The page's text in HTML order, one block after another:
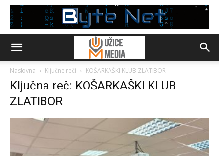
Naslovna Ključne reči KOŠARKAŠKI KLUB ZLATIBOR
Ključna reč: KOŠARKAŠKI KLUB
ZLATIBOR